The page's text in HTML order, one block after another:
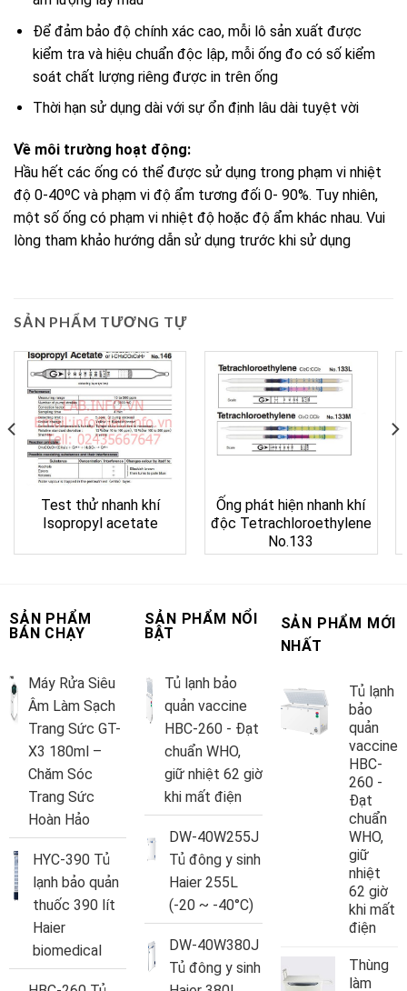
Để đảm bảo độ chính xác cao, mỗi lô sản xuất được
kiểm tra và hiệu chuẩn độc lập, mỗi ống đo có số kiểm
soát chất lượng riêng được in trên ống
Thời hạn sử dụng dài với sự ổn định lâu dài tuyệt vời
Về môi trường hoạt động:
Hầu hết các ống có thể được sử dụng trong phạm vi nhiệt
độ 0-40ºC và phạm vi độ ẩm tương đối 0- 90%. Tuy nhiên,
một số ống có phạm vi nhiệt độ hoặc độ ẩm khác nhau. Vui
lòng tham khảo hướng dẫn sử dụng trước khi sử dụng
SẢN PHẨM TƯƠNG TỰ
Test thử nhanh khí
Isopropyl acetate
Ống phát hiện nhanh khí
độc Tetrachloroethylene
No.133
SẢN PHẨM
BÁN CHẠY
Máy Rửa Siêu
Âm Làm Sạch
Trang Sức GT-
X3 180ml –
Chăm Sóc
Trang Sức
Hoàn Hảo
HYC-390 Tủ
lạnh bảo quản
thuốc 390 lít
Haier
biomedical
SẢN PHẨM NỔI
BẬT
Tủ lạnh bảo
quản vaccine
HBC-260 - Đạt
chuẩn WHO,
giữ nhiệt 62 giờ
khi mất điện
DW-40W255J
Tủ đông y sinh
Haier 255L
(-20 ~ -40°C)
DW-40W380J
Tủ đông y sinh
SẢN PHẨM MỚI
NHẤT
Tủ lạnh
bảo
quản
vaccine
HBC-
260 -
Đạt
chuẩn
WHO,
giữ
nhiệt
62 giờ
khi mất
điện
Thùng
làm